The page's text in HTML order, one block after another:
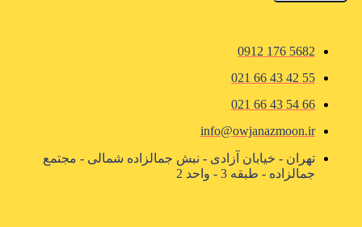
5682 176 0912
55 42 43 66 021
66 54 43 66 021
info@owjanazmoon.ir
تهران - خیابان آزادی - نبش جمالزاده شمالی - مجتمع
جمالزاده - طبقه 3 - واحد 2